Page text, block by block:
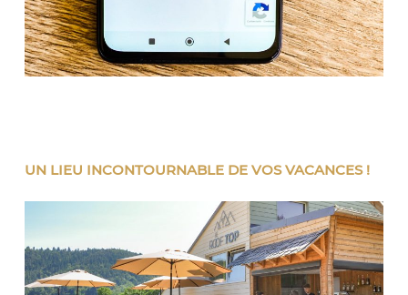
UN LIEU INCONTOURNABLE DE VOS VACANCES !